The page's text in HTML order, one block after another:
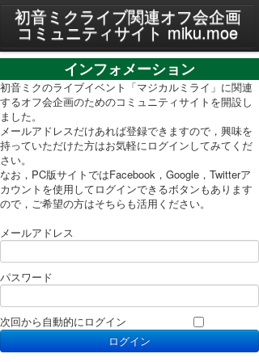
MENU
プライバシーポリシー
利用規約
PC表示に切り替え
初音ミクライブ関連オフ会企画
コミュニティサイト miku.moe
インフォメーション
初音ミクのライブイベント「マジカルミライ」に関連
するオフ会企画のためのコミュニティサイトを開設し
ました。
メールアドレスだけあれば登録できますので，興味を
持っていただけた方はお気軽にログインしてみてくだ
さい。
なお，PC版サイトではFacebook，Google，Twitterア
カウントを使用してログインできるボタンもあります
ので，ご希望の方はそちらも活用ください。
メールアドレス
パスワード
次回から自動的にログイン